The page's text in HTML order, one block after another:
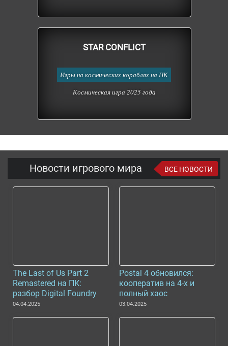
STAR CONFLICT
Игры на космических кораблях на ПК
Космическая игра 2025 года
Новости игрового мира ВСЕ НОВОСТИ
The Last of Us Part 2
Remastered на ПК:
разбор Digital Foundry
04.04.2025
Postal 4 обновился:
кооператив на 4-х и
полный хаос
03.04.2025